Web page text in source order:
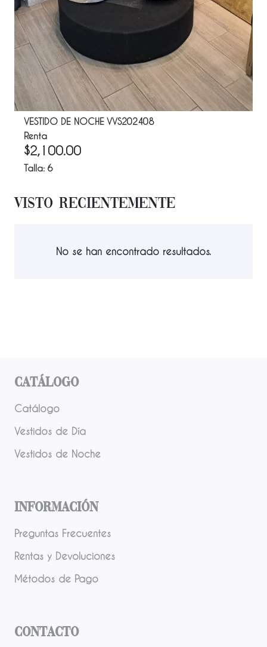
VESTIDO DE NOCHE VVS202408
Renta
$2,100.00
Talla: 6
Visto Recientemente
No se han encontrado resultados.
Catálogo
Catálogo
Vestidos de Día
Vestidos de Noche
Información
Preguntas Frecuentes
Rentas y Devoluciones
Métodos de Pago
Contacto